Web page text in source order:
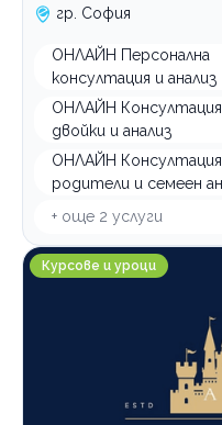
гр. София
ОНЛАЙН Персонална
консултация и анализ
ОНЛАЙН Консултация
двойки и анализ
ОНЛАЙН Консултация
родители и семеен
+ още 2 услуги
Уроци по чужди езици
Курсове и уроци